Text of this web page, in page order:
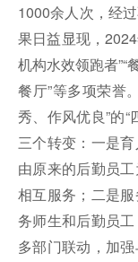
1000余人次，经
果日益显现，
机构水效领跑者”“
餐厅”等多项荣誉
秀、作风优良”的
三个转变：一是
由原来的后勤员
相互服务；二是
务师生和后勤员
多部门联动，加